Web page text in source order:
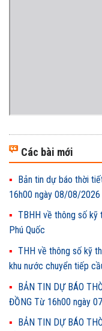
Các bài mới
Bản tin dự báo thời
16h00 ngày 08/08/
TBHH về thông số
Phú Quốc
THH về thông số kỹ
khu nước chuyển tiếp
BẢN TIN DỰ BÁO
ĐỒNG Từ 16h00 ngày
BẢN TIN DỰ BÁO